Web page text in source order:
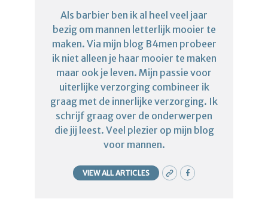
Als barbier ben ik al heel veel jaar
bezig om mannen letterlijk mooier te
maken. Via mijn blog B4men probeer
ik niet alleen je haar mooier te maken
maar ook je leven. Mijn passie voor
uiterlijke verzorging combineer ik
graag met de innerlijke verzorging. Ik
schrijf graag over de onderwerpen
die jij leest. Veel plezier op mijn blog
voor mannen.
VIEW ALL ARTICLES